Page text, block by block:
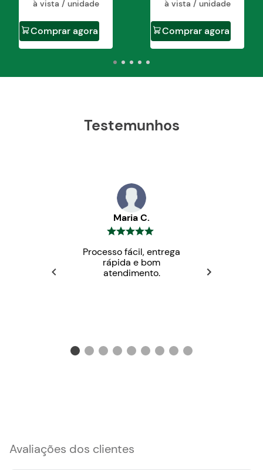
à vista / unidade
Comprar agora
à vista / unidade
Comprar agora
Testemunhos
Maria C.
Processo fácil, entrega
rápida e bom
atendimento.
Avaliações dos clientes